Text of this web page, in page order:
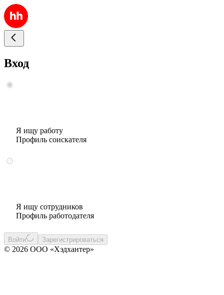
Вход
Я ищу работу
Профиль соискателя
Я ищу сотрудников
Профиль работодателя
Войти Зарегистрироваться
© 2026 ООО «Хэдхантер»